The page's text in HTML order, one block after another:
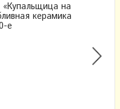
«Купальщица на
керамика
е